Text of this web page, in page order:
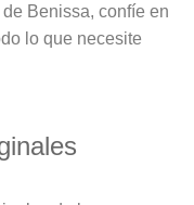
Benissa, confíe en
lo que necesite